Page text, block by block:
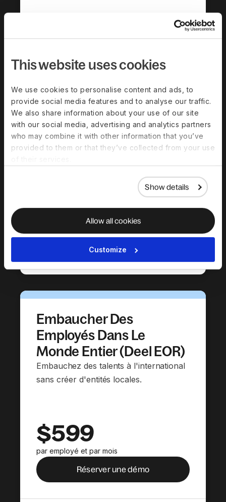
This website uses cookies
We use cookies to personalise content and ads, to
provide social media features and to analyse our traffic.
We also share information about your use of our site
with our social media, advertising and analytics partners
who may combine it with other information that you’ve
provided to them or that they’ve collected from your use
Show details
Allow all cookies
Customize
par employé et par mois
Réserver une démo
Deel gère la paie pour vous,
notamment :
Paie multidevises et paiements
Règles et calculs de paie spécifiques à
chaque pays
Libre-service employé (bulletins de paie,
Intégrations RH et comptables
Embaucher Des
Employés Dans Le
Monde Entier (Deel EOR)
Embauchez des talents à l'international
sans créer d'entités locales.
$599
par employé et par mois
Réserver une démo